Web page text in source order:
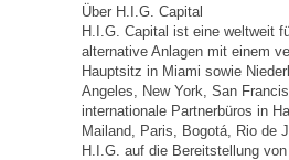
Über H.I.G. Capital
H.I.G. Capital ist eine weltweit
alternative Anlagen mit einem
Hauptsitz in Miami sowie
Angeles, New York, San
internationale Partnerbüros in
Mailand, Paris, Bogotá, Rio de
H.I.G. auf die Bereitstellung